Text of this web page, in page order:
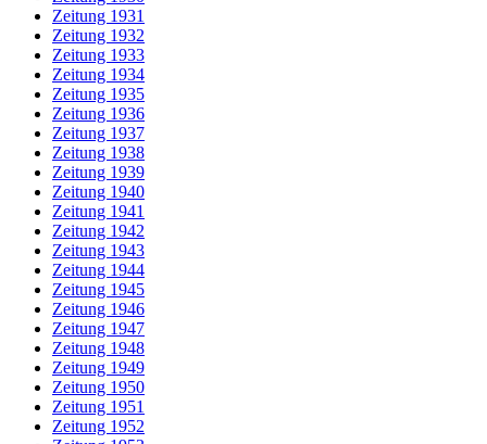
Zeitung 1931
Zeitung 1932
Zeitung 1933
Zeitung 1934
Zeitung 1935
Zeitung 1936
Zeitung 1937
Zeitung 1938
Zeitung 1939
Zeitung 1940
Zeitung 1941
Zeitung 1942
Zeitung 1943
Zeitung 1944
Zeitung 1945
Zeitung 1946
Zeitung 1947
Zeitung 1948
Zeitung 1949
Zeitung 1950
Zeitung 1951
Zeitung 1952